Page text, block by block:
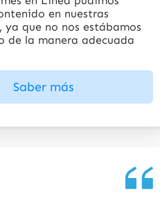
en nuestras
ya que no nos estábamos
de la manera adecuada
Saber más